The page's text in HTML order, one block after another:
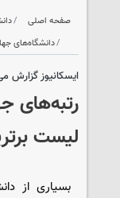
صفحه اصلی
دانشگاه‌های
ایسکانیوز گزارش
لیست
بسیاری از